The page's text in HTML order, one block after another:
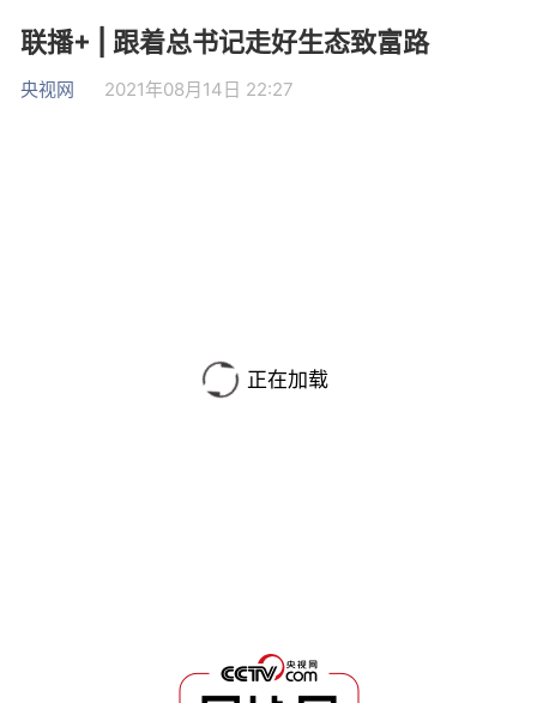
联播+ | 跟着总书记走好生态致富路
央视网 2021年08月14日 22:27
正在加载